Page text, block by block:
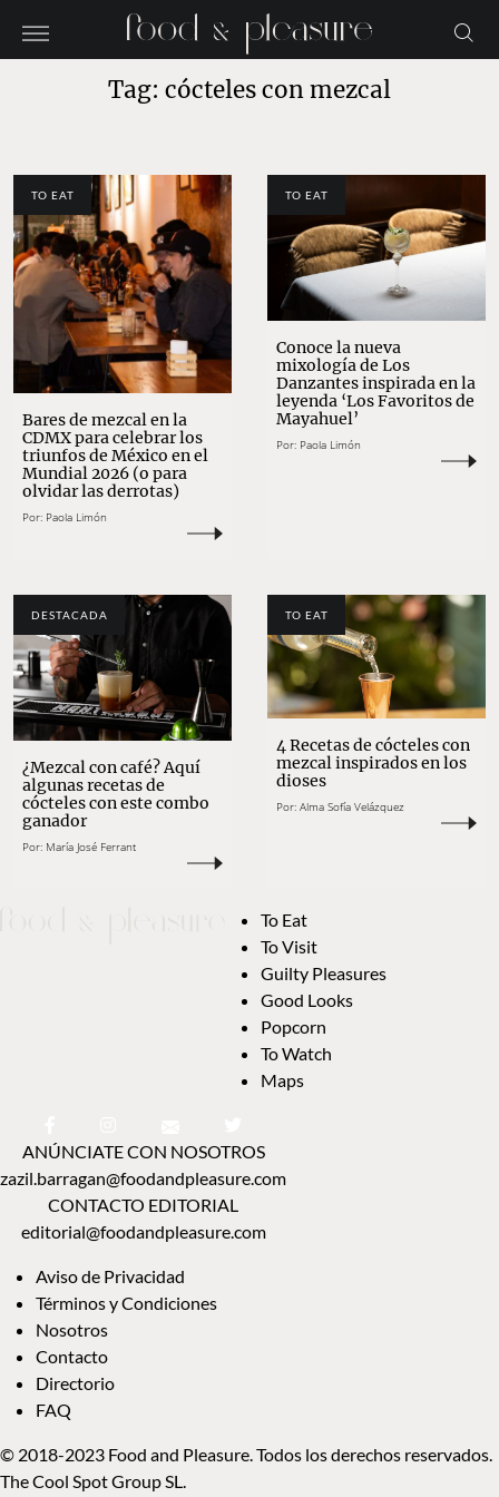
Tag: cócteles con mezcal
TO EAT
Bares de mezcal en la
CDMX para celebrar los
triunfos de México en el
Mundial 2026 (o para
olvidar las derrotas)
Por: Paola Limón
TO EAT
Conoce la nueva
mixología de Los
Danzantes inspirada en la
leyenda ‘Los Favoritos de
Mayahuel’
Por: Paola Limón
DESTACADA
¿Mezcal con café? Aquí
algunas recetas de
cócteles con este combo
ganador
Por: María José Ferrant
TO EAT
4 Recetas de cócteles con
mezcal inspirados en los
dioses
Por: Alma Sofía Velázquez
To Eat
To Visit
Guilty Pleasures
Good Looks
Popcorn
To Watch
Maps
ANÚNCIATE CON NOSOTROS
zazil.barragan@foodandpleasure.com
CONTACTO EDITORIAL
editorial@foodandpleasure.com
Aviso de Privacidad
Términos y Condiciones
Nosotros
Contacto
Directorio
FAQ
© 2018-2023 Food and Pleasure. Todos los derechos reservados.
The Cool Spot Group SL.